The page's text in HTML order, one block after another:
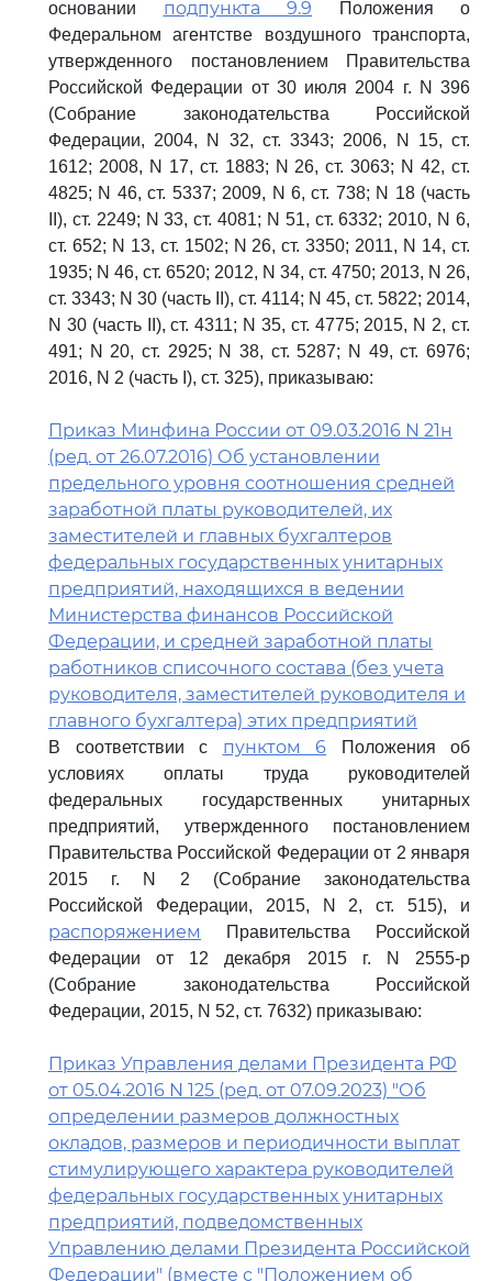
основании подпункта 9.9 Положения о
Федеральном агентстве воздушного транспорта,
утвержденного постановлением Правительства
Российской Федерации от 30 июля 2004 г. N 396
(Собрание законодательства Российской
Федерации, 2004, N 32, ст. 3343; 2006, N 15, ст.
1612; 2008, N 17, ст. 1883; N 26, ст. 3063; N 42, ст.
4825; N 46, ст. 5337; 2009, N 6, ст. 738; N 18 (часть
II), ст. 2249; N 33, ст. 4081; N 51, ст. 6332; 2010, N 6,
ст. 652; N 13, ст. 1502; N 26, ст. 3350; 2011, N 14, ст.
1935; N 46, ст. 6520; 2012, N 34, ст. 4750; 2013, N 26,
ст. 3343; N 30 (часть II), ст. 4114; N 45, ст. 5822; 2014,
N 30 (часть II), ст. 4311; N 35, ст. 4775; 2015, N 2, ст.
491; N 20, ст. 2925; N 38, ст. 5287; N 49, ст. 6976;
2016, N 2 (часть I), ст. 325), приказываю:
Приказ Минфина России от 09.03.2016 N 21н
(ред. от 26.07.2016) Об установлении
предельного уровня соотношения средней
заработной платы руководителей, их
заместителей и главных бухгалтеров
федеральных государственных унитарных
предприятий, находящихся в ведении
Министерства финансов Российской
Федерации, и средней заработной платы
работников списочного состава (без учета
руководителя, заместителей руководителя и
главного бухгалтера) этих предприятий
В соответствии с пунктом 6 Положения об
условиях оплаты труда руководителей
федеральных государственных унитарных
предприятий, утвержденного постановлением
Правительства Российской Федерации от 2 января
2015 г. N 2 (Собрание законодательства
Российской Федерации, 2015, N 2, ст. 515), и
распоряжением
Правительства Российской
Федерации от 12 декабря 2015 г. N 2555-р
(Собрание законодательства Российской
Федерации, 2015, N 52, ст. 7632) приказываю:
Приказ Управления делами Президента РФ
от 05.04.2016 N 125 (ред. от 07.09.2023) "Об
определении размеров должностных
окладов, размеров и периодичности выплат
стимулирующего характера руководителей
федеральных государственных унитарных
предприятий, подведомственных
Управлению делами Президента Российской
Федерации" (вместе с "Положением об